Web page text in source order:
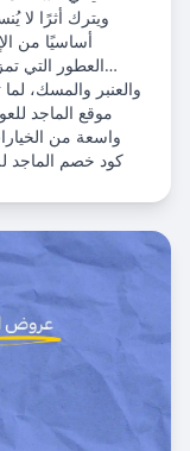
ويترك أثرًا لا
أساسيًا من
العطور التي
موقع الماجد
واسعة من
كود خصم الماجد